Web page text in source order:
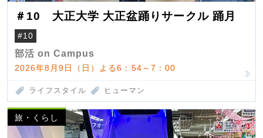
＃10 大正大学 大正盆踊りサークル 踊月
#10
部活 on Campus
2026年8月9日（日）よる6：54～7：00
ライフスタイル ヒューマン
旅・くらし